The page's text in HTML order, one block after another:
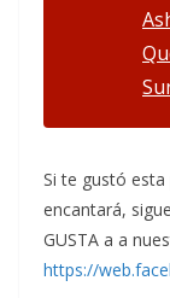
Si te gustó
encantará,
GUSTA a a
https://